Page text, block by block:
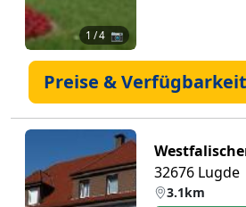
1 / 4 📷
Preise &
32676 Lugde
3.1km